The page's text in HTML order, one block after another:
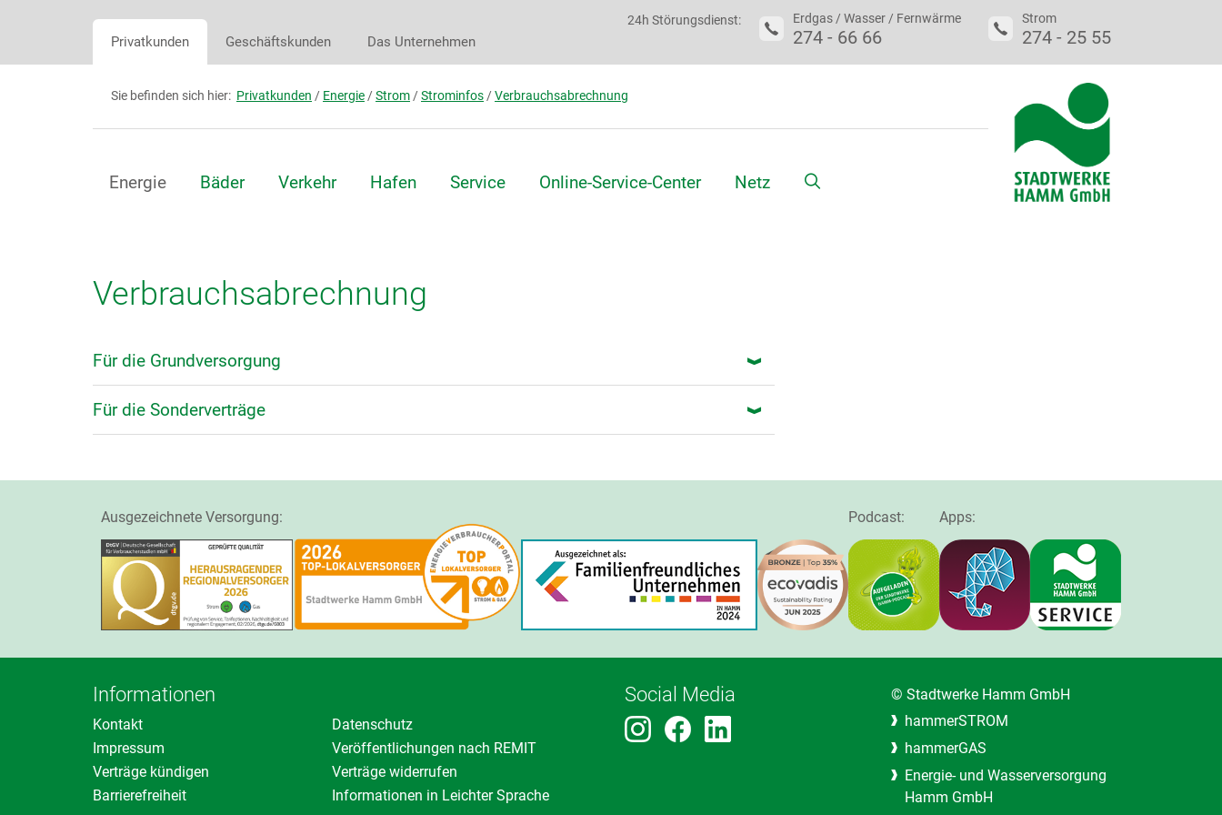
Privatkunden Geschäftskunden Das Unternehmen
24h Störungsdienst: Erdgas / Wasser / Fernwärme
274 - 66 66
Strom
274 - 25 55
Sie befinden sich hier: Privatkunden / Energie /Strom /Strominfos /Verbrauchsabrechnung
Energie Bäder Verkehr Hafen Service Online-Service-Center Netz Suche
Verbrauchsabrechnung
Für die Grundversorgung
Für die Sonderverträge
Ausgezeichnete Versorgung: Podcast: Apps:
Informationen
Kontakt
Datenschutz
Impressum
Veröffentlichungen nach REMIT
Verträge kündigen
Verträge widerrufen
Barrierefreiheit
Informationen in Leichter Sprache
Social Media
© Stadtwerke Hamm GmbH
hammerSTROM
hammerGAS
Energie- und Wasserversorgung
Hamm GmbH